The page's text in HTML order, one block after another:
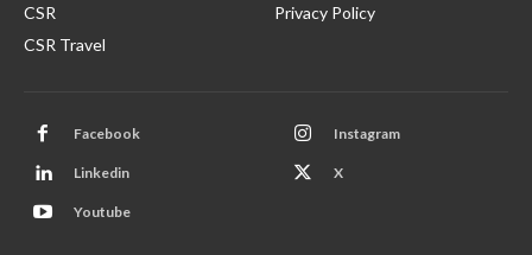
CSR
CSR Travel
Privacy Policy
Facebook Instagram
Linkedin X
Youtube